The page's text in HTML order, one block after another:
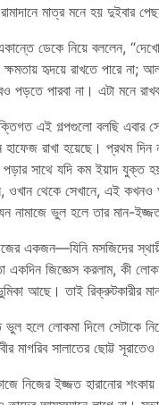
মাত্র মনে হয়
ডেকে নিয়ে বললেন,
হৃদয়ে রাখতে পারে না;
পড়তে পারবা না। এটা মনে
এই গল্পগুলো বলছি এবার
রাখা হয়েছে। প্রথম
সাথে যদি কম ইয়াদ যুক্ত
ওখান থেকে সেখানে, এই
নামাজে ভুল হলে তার মান-
একজন—যিনি মসজিদের
একদিন জিজ্ঞেস করলাম, কী
আছে। তাই রিক্রুটকারীর
হলে লোকমা দিলে সেটাকে
মাগরিব সালাতের ছোট্ট
নিজের ইজ্জত হারানোর